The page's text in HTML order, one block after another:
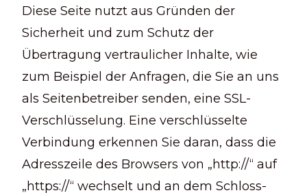
Diese Seite nutzt aus Gründen der
Sicherheit und zum Schutz der
Übertragung vertraulicher Inhalte, wie
zum Beispiel der Anfragen, die Sie an uns
als Seitenbetreiber senden, eine SSL-
Verschlüsselung. Eine verschlüsselte
Verbindung erkennen Sie daran, dass die
Adresszeile des Browsers von „http://“ auf
„https://“ wechselt und an dem Schloss-